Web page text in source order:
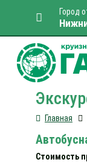
Город
Главная
Стоимость